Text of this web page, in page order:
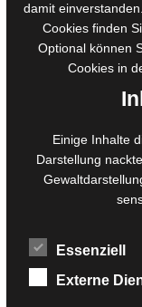
Ausschreibungen
Belegexemplare
Foto- und
Fotorestauration
Creative Artwork
MPS Fotografie
WordPress
damit
Cookies finden
Optional können
Cookies in
Einige Inhalte
Darstellung
Essenziell
Externe